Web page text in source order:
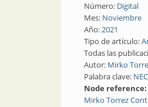
Número: Digital
Mes: Noviembre
Año:2021
Tipo de artículo:
Todas las
Autor: Mirko
Palabra clave: NEC
Node reference:
Mirko Torrez